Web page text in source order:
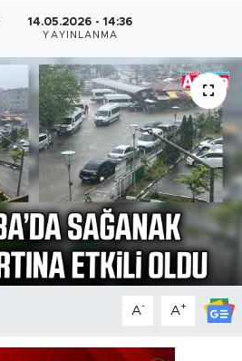
14.05.2026 - 14:36
YAYINLANMA
A- A+